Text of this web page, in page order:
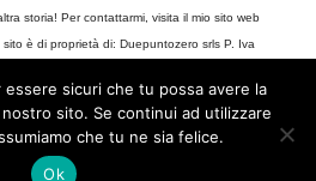
storia! Per contattarmi, visita il mio sito web
è di proprietà di: Duepuntozero srls P. Iva
essere sicuri che tu possa avere la
sito. Se continui ad utilizzare
che tu ne sia felice.
Ok